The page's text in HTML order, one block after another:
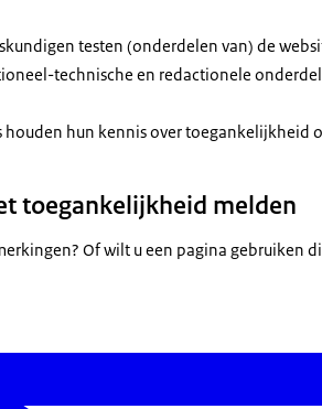
testen (onderdelen van) de
technische en redactionele
houden hun kennis over toegankelijkheid
toegankelijkheid melden
Of wilt u een pagina gebruiken